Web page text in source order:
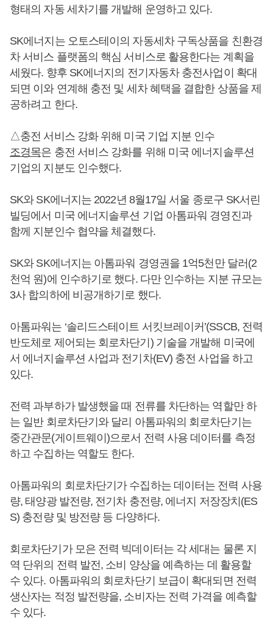
형태의 자동 세차기를 개발해 운영하고 있다.
SK에너지는 오토스테이의 자동세차 구독상품을 친환경
차 서비스 플랫폼의 핵심 서비스로 활용한다는 계획을
세웠다. 향후 SK에너지의 전기자동차 충전사업이 확대
되면 이와 연계해 충전 및 세차 혜택을 결합한 상품을 제
공하려고 한다.
△충전 서비스 강화 위해 미국 기업 지분 인수
조경목은 충전 서비스 강화를 위해 미국 에너지솔루션
기업의 지분도 인수했다.
SK와 SK에너지는 2022년 8월17일 서울 종로구 SK서린
빌딩에서 미국 에너지솔루션 기업 아톰파워 경영진과
함께 지분인수 협약을 체결했다.
SK와 SK에너지는 아톰파워 경영권을 1억5천만 달러(2
천억 원)에 인수하기로 했다. 다만 인수하는 지분 규모는
3사 합의하에 비공개하기로 했다.
아톰파워는 ‘솔리드스테이트 서킷브레이커’(SSCB, 전력
반도체로 제어되는 회로차단기) 기술을 개발해 미국에
서 에너지솔루션 사업과 전기차(EV) 충전 사업을 하고
있다.
전력 과부하가 발생했을 때 전류를 차단하는 역할만 하
는 일반 회로차단기와 달리 아톰파워의 회로차단기는
중간관문(게이트웨이)으로서 전력 사용 데이터를 측정
하고 수집하는 역할도 한다.
아톰파워의 회로차단기가 수집하는 데이터는 전력 사용
량, 태양광 발전량, 전기차 충전량, 에너지 저장장치(ES
S) 충전량 및 방전량 등 다양하다.
회로차단기가 모은 전력 빅데이터는 각 세대는 물론 지
역 단위의 전력 발전, 소비 양상을 예측하는 데 활용할
수 있다. 아톰파워의 회로차단기 보급이 확대되면 전력
생산자는 적정 발전량을, 소비자는 전력 가격을 예측할
수 있다.